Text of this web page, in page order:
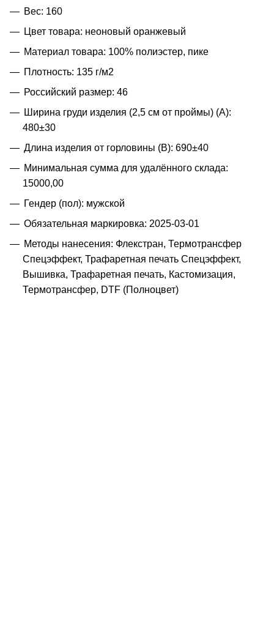
Вес: 160
Цвет товара: неоновый оранжевый
Материал товара: 100% полиэстер, пике
Плотность: 135 г/м2
Российский размер: 46
Ширина груди изделия (2,5 см от проймы) (A):
480±30
Длина изделия от горловины (B): 690±40
Минимальная сумма для удалённого склада:
15000,00
Гендер (пол): мужской
Обязательная маркировка: 2025-03-01
Методы нанесения: Флекстран, Термотрансфер
Спецэффект, Трафаретная печать Спецэффект,
Вышивка, Трафаретная печать, Кастомизация,
Термотрансфер, DTF (Полноцвет)